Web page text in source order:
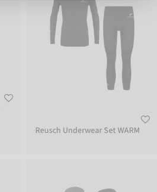
Reusch Underwear Set WARM